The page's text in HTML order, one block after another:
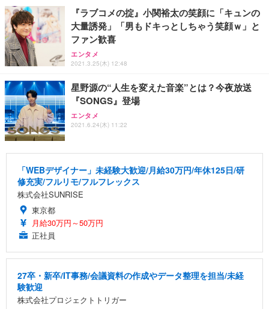
『ラブコメの掟』小関裕太の笑顔に「キュンの
大量誘発」「男もドキっとしちゃう笑顔ｗ」と
ファン歓喜
エンタメ
2021.3.25(木) 12:48
星野源の“人生を変えた音楽”とは？今夜放送
『SONGS』登場
エンタメ
2021.6.24(木) 11:22
「WEBデザイナー」未経験大歓迎/月給30万円/年休125日/研
修充実/フルリモ/フルフレックス
株式会社SUNRISE
東京都
月給30万円～50万円
正社員
27卒・新卒/IT事務/会議資料の作成やデータ整理を担当/未経
験歓迎
株式会社プロジェクトトリガー